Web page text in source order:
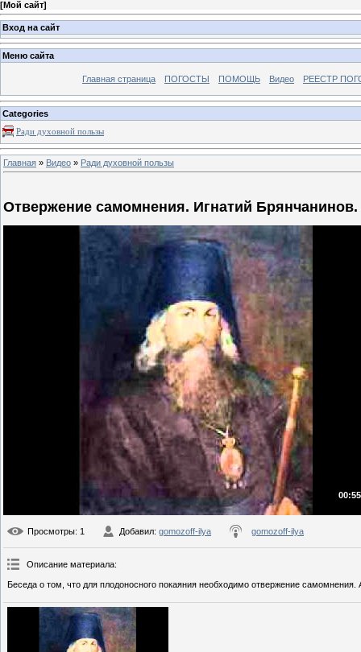
[Мой сайт]
Вход на сайт
Меню сайта
Главная страница ПОГОСТЫ ПОМОЩЬ Видео РЕЕСТР
Categories
Ради духовной пользы
Главная » Видео » Ради духовной пользы
Отвержение самомнения. Игнатий Брянчанинов.
Просмотры: 1 Добавил: gomozoff-ilya gomozoff-ilya
Описание материала:
Беседа о том, что для плодоносного покаяния необходимо отвержение